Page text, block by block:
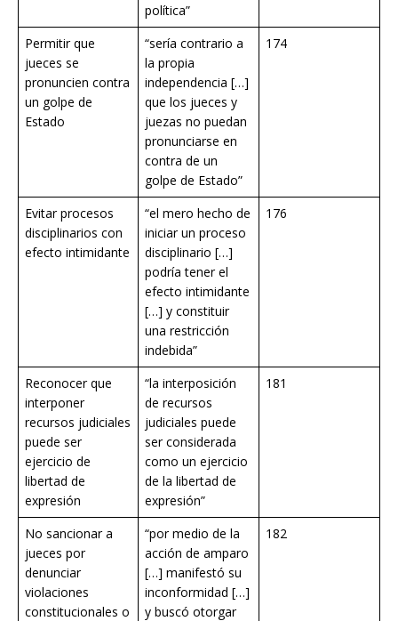
política”
Permitir que
jueces se
pronuncien contra
un golpe de
Estado
“sería contrario a
la propia
independencia […]
que los jueces y
juezas no puedan
pronunciarse en
contra de un
golpe de Estado”
174
Evitar procesos
disciplinarios con
efecto intimidante
“el mero hecho de
iniciar un proceso
disciplinario […]
podría tener el
efecto intimidante
[…] y constituir
una restricción
indebida”
176
Reconocer que
interponer
recursos judiciales
puede ser
ejercicio de
libertad de
expresión
“la interposición
de recursos
judiciales puede
ser considerada
como un ejercicio
de la libertad de
expresión”
181
No sancionar a
jueces por
denunciar
violaciones
constitucionales o
“por medio de la
acción de amparo
[…] manifestó su
inconformidad […]
y buscó otorgar
182